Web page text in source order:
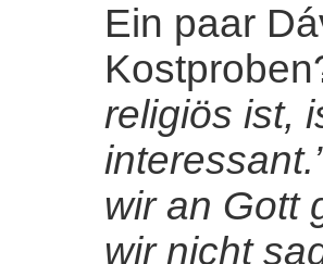
Ein paar
religiös ist,
wir an Gott
wir nicht